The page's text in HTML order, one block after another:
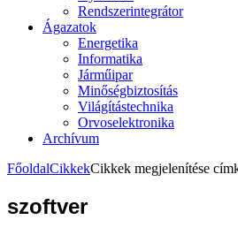
Rendszerintegrátor
Ágazatok
Energetika
Informatika
Járműipar
Minőségbiztosítás
Világítástechnika
Orvoselektronika
Archívum
FőoldalCikkekCikkek megjelenítése
szoftver